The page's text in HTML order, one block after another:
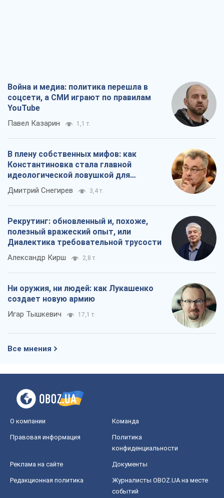
Война и медиа: политика перешла в
соцсети, а СМИ играют по правилам
YouTube
Павел Казарин 1,1 т.
В плену собственных мифов: как
Константиновка стала главной
идеологической ловушкой для
российских оккупантов
Дмитрий Снегирев 3,4 т.
Рекрутинг: обновленный и, похоже,
полезный вражеский опыт, или
Диалектика требовательной трусости
Александр Кирш 2,8 т.
Ни оружия, ни людей: как Лукашенко
создает новую армию
Игар Тышкевич 17,1 т.
Все мнения
О компании Команда
Правовая информация
Политика
конфиденциальности
Реклама на сайте Документы
Редакционная политика
Журналисты OBOZ.UA на месте
событий